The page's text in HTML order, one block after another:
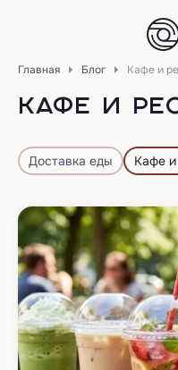
Главная Блог Кафе и
КАФЕ И
Доставка еды Кафе